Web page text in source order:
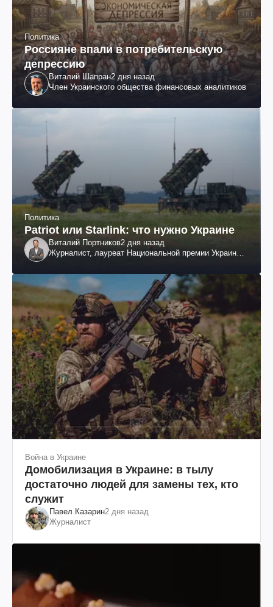
Политика
Россияне впали в потребительскую
депрессию
Виталий Шапран2 дня назад
Член Украинского общества финансовых аналитиков
Политика
Patriot или Starlink: что нужно Украине
Виталий Портников2 дня назад
Журналист, лауреат Национальной премии Украины
Война в Украине
Домобилизация в Украине: в тылу
достаточно людей для замены тех, кто
служит
Павел Казарин2 дня назад
Журналист